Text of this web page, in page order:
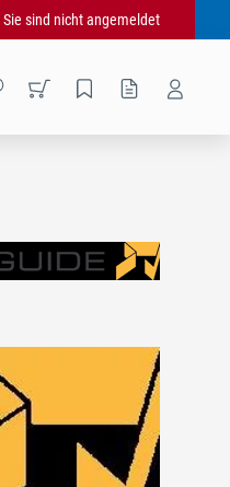
Sie sind nicht angemeldet